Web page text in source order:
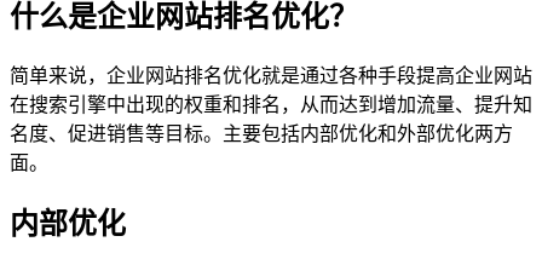
什么是企业网站排名优化？
简单来说，企业网站排名优化就是通过各种手段提高企业网站
在搜索引擎中出现的权重和排名，从而达到增加流量、提升知
名度、促进销售等目标。主要包括内部优化和外部优化两方
面。
内部优化